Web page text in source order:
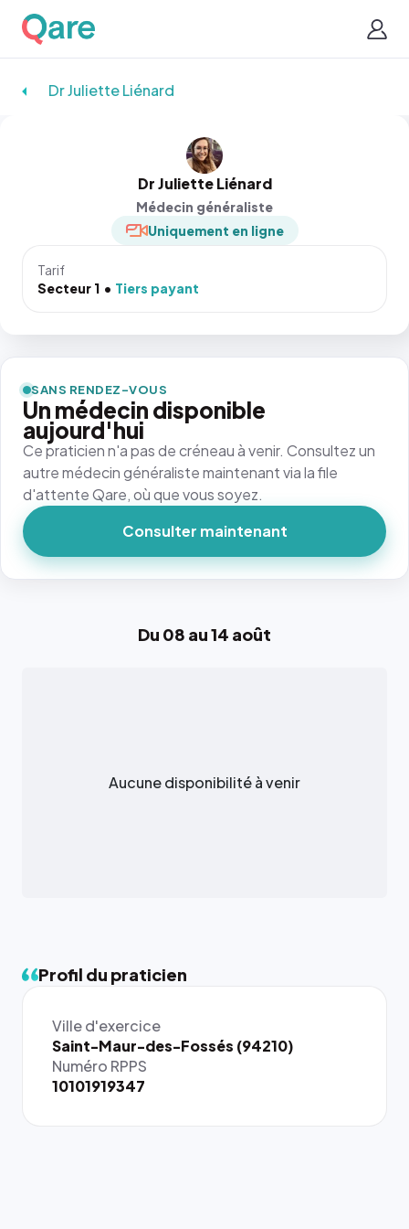
Dr Juliette Liénard
Dr Juliette Liénard
Médecin généraliste
Uniquement en ligne
Tarif
Secteur 1
Tiers payant
Du 08 au 14 août
Aucune disponibilité à venir
Profil du praticien
Ville d'exercice
Saint-Maur-des-Fossés (94210)
Numéro RPPS
10101919347
SANS RENDEZ-VOUS
Un médecin disponible
aujourd'hui
Ce praticien n'a pas de créneau à venir. Consultez un
autre médecin généraliste maintenant via la file
d'attente Qare, où que vous soyez.
Consulter maintenant
{# 40×40
: la taille
rendue par
`.profile-